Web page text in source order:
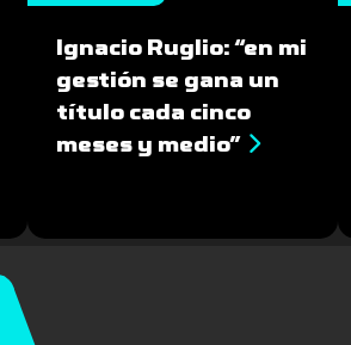
Ignacio Ruglio: “en mi
gestión se gana un
título cada cinco
meses y medio”